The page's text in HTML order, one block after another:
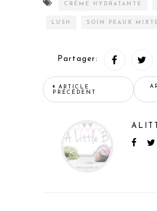
CRÈME HYDRATANTE
LUSH SOIN PEAUX
Partager:
ARTICLE
PRÉCÉDENT